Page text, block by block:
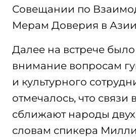
Совещании по
Мерам Доверия в
Далее на встрече
внимание вопросам
и культурного
отмечалось, что связи
сближают народы
словам спикера